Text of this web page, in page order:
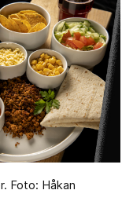
Foto: Håkan